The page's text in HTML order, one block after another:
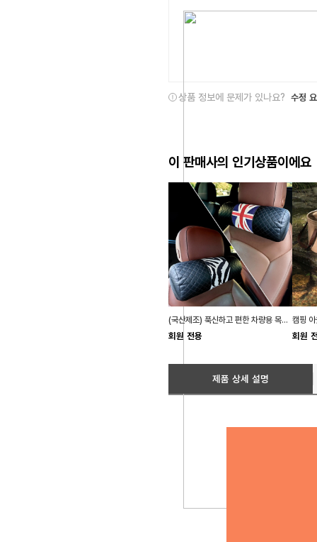
상품 정보에 문제가 있나요? 수정
이 판매사의 인기상품이에요
(국산제조) 푹신하고 편한 차량용 목쿠션 목베게 2종
회원 전용 회원
제품 상세 설명